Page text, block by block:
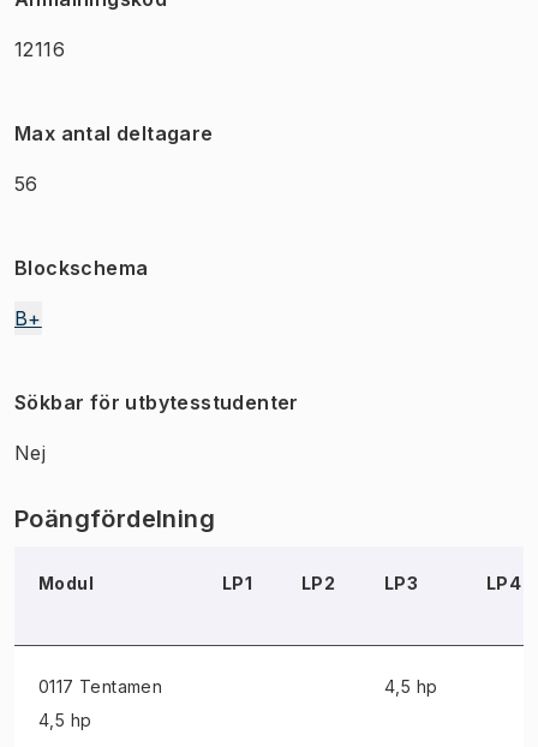
12116
Max antal deltagare
56
Blockschema
B+
Sökbar för utbytesstudenter
Nej
Poängfördelning
Modul LP1 LP2 LP3 LP4
0117 Tentamen
4,5 hp
4,5 hp